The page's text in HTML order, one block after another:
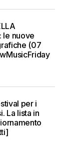
le nuove
(07
per i
La lista in